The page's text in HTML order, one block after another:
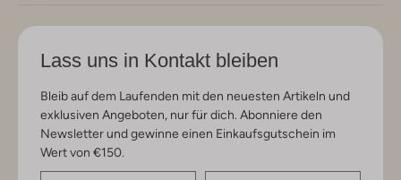
Lass uns in Kontakt bleiben
Bleib auf dem Laufenden mit den neuesten Artikeln und
exklusiven Angeboten, nur für dich. Abonniere den
Newsletter und gewinne einen Einkaufsgutschein im
Wert von €150.